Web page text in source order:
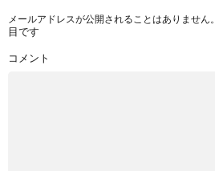
メールアドレスが公開されることはありません。
目です
コメント